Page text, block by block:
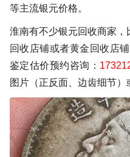
等主流银元价格。
淮南有不少银元回收商家
回收店铺或者黄金回收店
鉴定估价预约咨询：
图片（正反面、边齿细节）